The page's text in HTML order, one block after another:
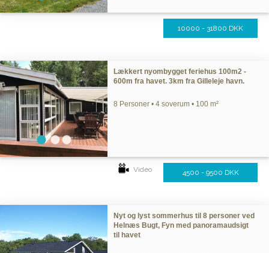
10000 - 31800 DKK
Lækkert nyombygget feriehus 100m2 -
600m fra havet. 3km fra Gilleleje havn.
8 Personer • 4 soverum • 100 m²
Video 4500 - 9500 DKK
Nyt og lyst sommerhus til 8 personer ved
Helnæs Bugt, Fyn med panoramaudsigt
til havet